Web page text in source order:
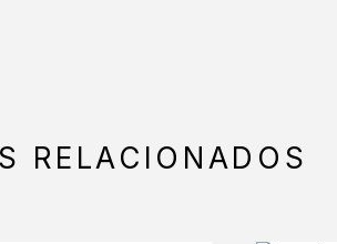
RELACIONADOS